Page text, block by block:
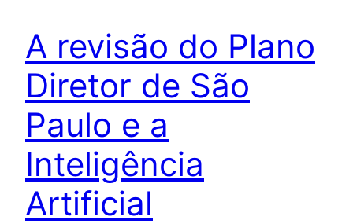
A revisão do Plano
Diretor de São
Paulo e a
Inteligência
Artificial